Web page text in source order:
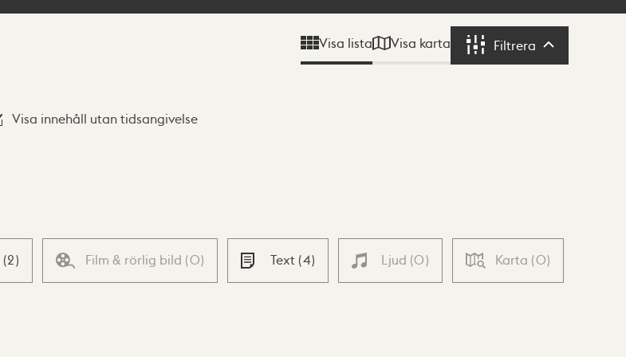
Visa lista Visa karta Filtrera Filtrera
Visa innehåll utan tidsangivelse
(2) Film & rörlig bild (0) Text (4) Ljud (0) Karta (0)